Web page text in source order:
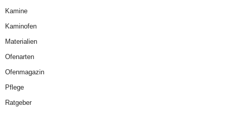
Kamine
Kaminofen
Materialien
Ofenarten
Ofenmagazin
Pflege
Ratgeber